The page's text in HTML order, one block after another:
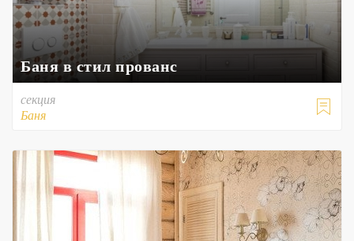
Баня в стил прованс

секция
Баня